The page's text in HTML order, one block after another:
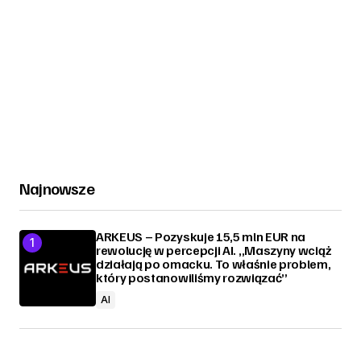
Najnowsze
ARKEUS – Pozyskuje 15,5 mln EUR na
rewolucję w percepcji AI. „Maszyny wciąż
działają po omacku. To właśnie problem,
który postanowiliśmy rozwiązać”
AI